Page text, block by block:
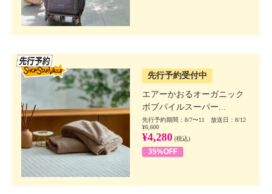
先行予約受付中
エアーかおるオーガニック
ボブパイルスーパー...
先行予約期間：8/7〜11 放送日：8/12
¥6,600
¥4,280 (税込)
35%OFF